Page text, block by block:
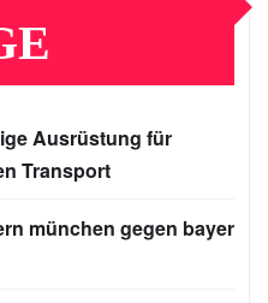
Ausrüstung für
Transport
münchen gegen bayer